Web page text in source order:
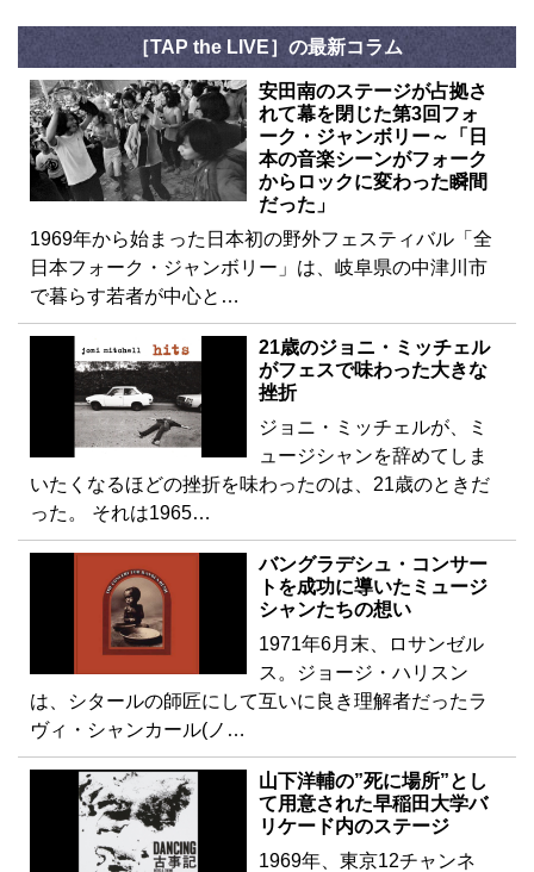
［TAP the LIVE］の最新コラム
安田南のステージが占拠さ
れて幕を閉じた第3回フォ
ーク・ジャンボリー～「日
本の音楽シーンがフォーク
からロックに変わった瞬間
だった」
1969年から始まった日本初の野外フェスティバル「全
日本フォーク・ジャンボリー」は、岐阜県の中津川市
で暮らす若者が中心と…
21歳のジョニ・ミッチェル
がフェスで味わった大きな
挫折
ジョニ・ミッチェルが、ミ
ュージシャンを辞めてしま
いたくなるほどの挫折を味わったのは、21歳のときだ
った。 それは1965…
バングラデシュ・コンサー
トを成功に導いたミュージ
シャンたちの想い
1971年6月末、ロサンゼル
ス。ジョージ・ハリスン
は、シタールの師匠にして互いに良き理解者だったラ
ヴィ・シャンカール(ノ…
山下洋輔の”死に場所”とし
て用意された早稲田大学バ
リケード内のステージ
1969年、東京12チャンネ